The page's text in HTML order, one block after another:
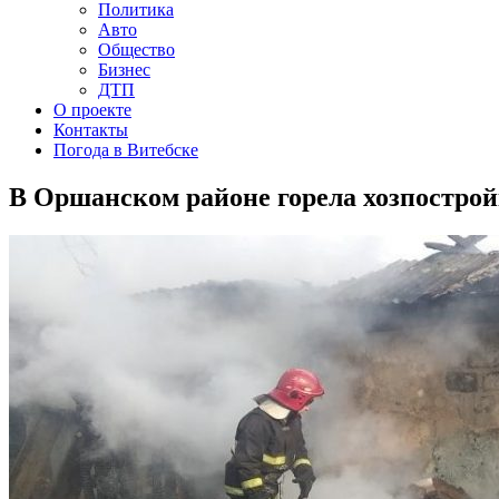
Политика
Авто
Общество
Бизнес
ДТП
О проекте
Контакты
Погода в Витебске
В Оршанском районе горела